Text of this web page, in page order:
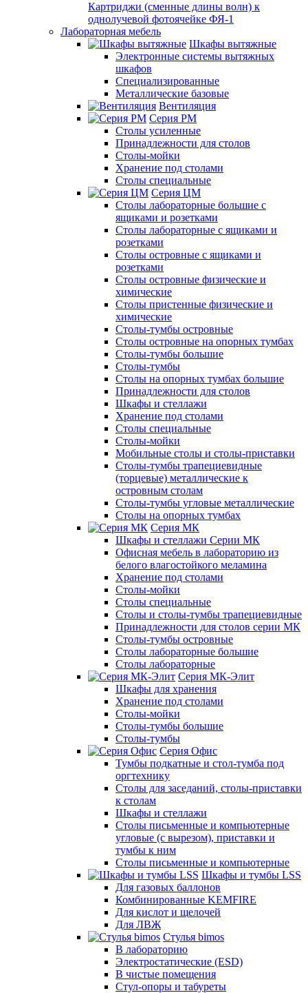
Картриджи (сменные длины волн) к
однолучевой фотоячейке ФЯ-1
Лабораторная мебель
Шкафы вытяжные
Электронные системы вытяжных
шкафов
Специализированные
Металлические базовые
Вентиляция
Серия РМ
Столы усиленные
Принадлежности для столов
Столы-мойки
Хранение под столами
Столы специальные
Серия ЦМ
Столы лабораторные большие с
ящиками и розетками
Столы лабораторные с ящиками и
розетками
Столы островные с ящиками и
розетками
Столы островные физические и
химические
Столы пристенные физические и
химические
Столы-тумбы островные
Столы островные на опорных тумбах
Столы-тумбы большие
Столы-тумбы
Столы на опорных тумбах большие
Принадлежности для столов
Шкафы и стеллажи
Хранение под столами
Столы специальные
Столы-мойки
Мобильные столы и столы-приставки
Столы-тумбы трапециевидные
(торцевые) металлические к
островным столам
Столы-тумбы угловые металлические
Столы на опорных тумбах
Серия МК
Шкафы и стеллажи Серии МК
Офисная мебель в лабораторию из
белого влагостойкого меламина
Хранение под столами
Столы-мойки
Столы специальные
Столы и столы-тумбы трапециевидные
Принадлежности для столов серии МК
Столы-тумбы островные
Столы лабораторные большие
Столы лабораторные
Серия МК-Элит
Шкафы для хранения
Хранение под столами
Столы-мойки
Столы-тумбы большие
Столы-тумбы
Серия Офис
Тумбы подкатные и стол-тумба под
оргтехнику
Столы для заседаний, столы-приставки
к столам
Шкафы и стеллажи
Столы письменные и компьютерные
угловые (с вырезом), приставки и
тумбы к ним
Столы письменные и компьютерные
Шкафы и тумбы LSS
Для газовых баллонов
Комбинированные KEMFIRE
Для кислот и щелочей
Для ЛВЖ
Стулья bimos
В лабораторию
Электростатические (ESD)
В чистые помещения
Стул-опоры и табуреты